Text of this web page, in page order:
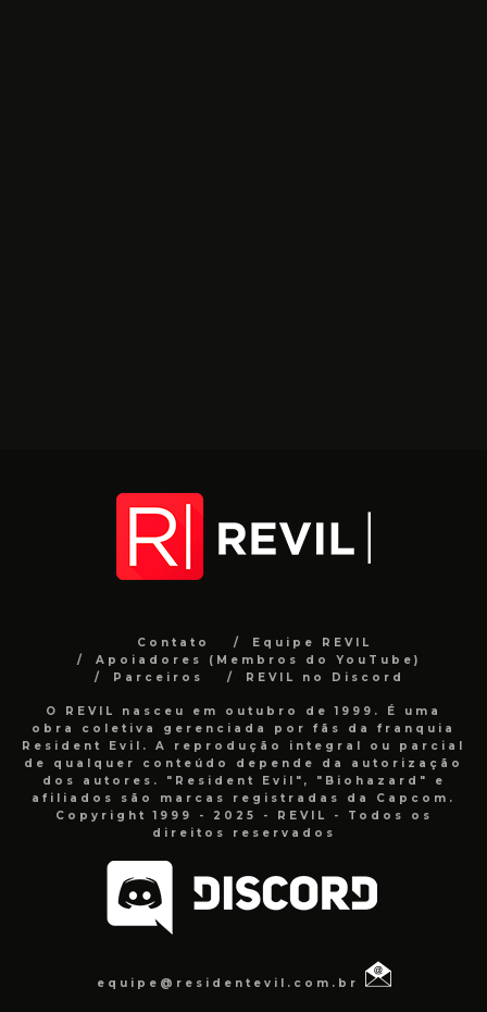
Contato
Equipe REVIL
Apoiadores (Membros do YouTube)
Parceiros
REVIL no Discord
O REVIL nasceu em outubro de 1999. É uma
obra coletiva gerenciada por fãs da franquia
Resident Evil. A reprodução integral ou parcial
de qualquer conteúdo depende da autorização
dos autores. "Resident Evil", "Biohazard" e
afiliados são marcas registradas da Capcom.
Copyright 1999 - 2025 - REVIL - Todos os
direitos reservados
equipe@residentevil.com.br